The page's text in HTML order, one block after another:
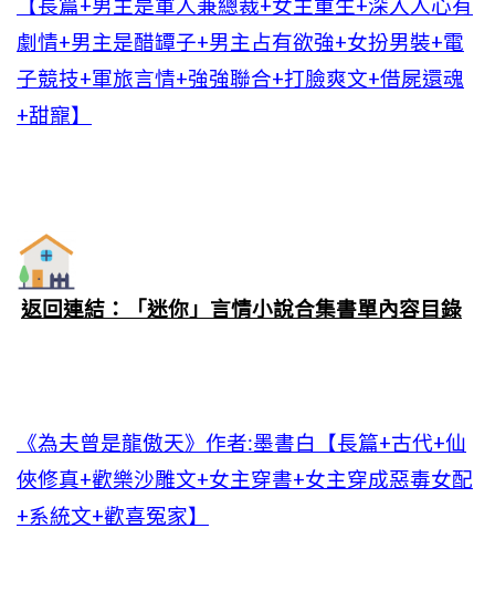
【長篇+男主是軍人兼總裁+女主重生+深入人心有
劇情+男主是醋罈子+男主占有欲強+女扮男裝+電
子競技+軍旅言情+強強聯合+打臉爽文+借屍還魂
+甜寵】
返回連結：「迷你」言情小說合集書單內容目錄
《為夫曾是龍傲天》作者:墨書白【長篇+古代+仙
俠修真+歡樂沙雕文+女主穿書+女主穿成惡毒女配
+系統文+歡喜冤家】